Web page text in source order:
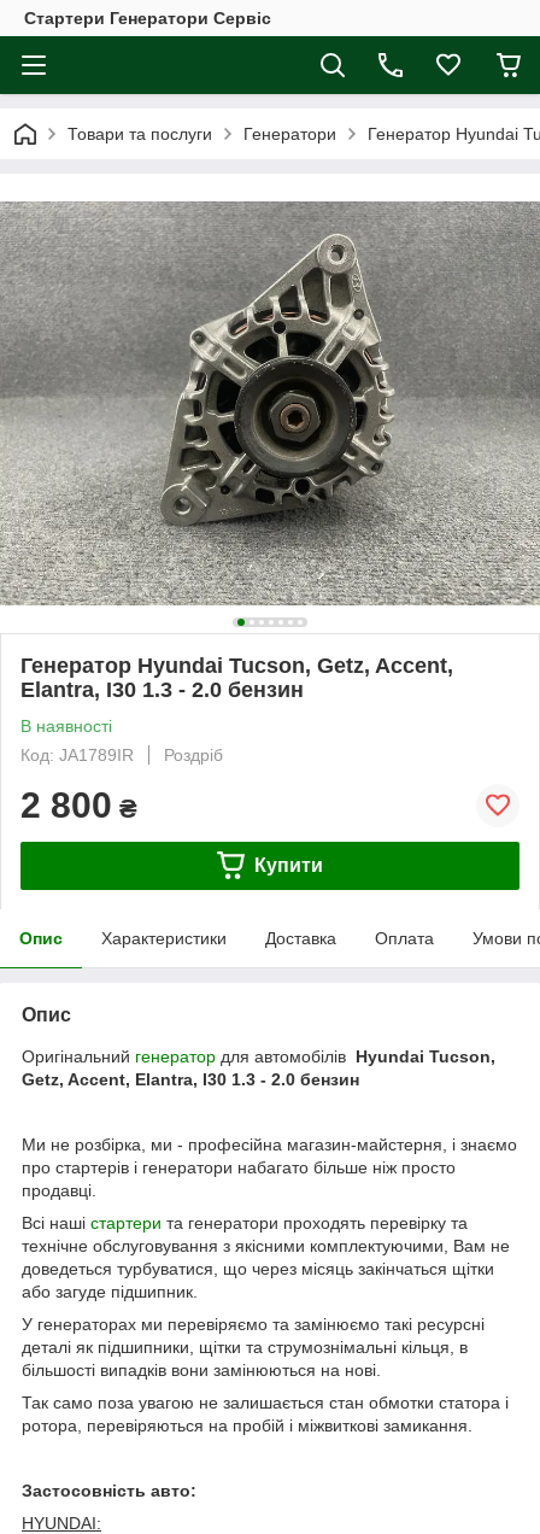
Стартери Генератори Сервіс
Товари та послуги Генератори Генератор Hyundai
Генератор Hyundai Tucson, Getz, Accent,
Elantra, I30 1.3 - 2.0 бензин
В наявності
Код: JA1789IR
Роздріб
2 800 ₴
Купити
Опис Характеристики Доставка Оплата Умови
Опис
Оригінальний генератор для автомобілів Hyundai Tucson,
Getz, Accent, Elantra, I30 1.3 - 2.0 бензин
Ми не розбірка, ми - професійна магазин-майстерня, і знаємо
про стартерів і генератори набагато більше ніж просто
продавці.
Всі наші стартери та генератори проходять перевірку та
технічне обслуговування з якісними комплектуючими, Вам не
доведеться турбуватися, що через місяць закінчаться щітки
або загуде підшипник.
У генераторах ми перевіряємо та замінюємо такі ресурсні
деталі як підшипники, щітки та струмознімальні кільця, в
більшості випадків вони замінюються на нові.
Так само поза увагою не залишається стан обмотки статора і
ротора, перевіряються на пробій і міжвиткові замикання.
Застосовність авто:
HYUNDAI: